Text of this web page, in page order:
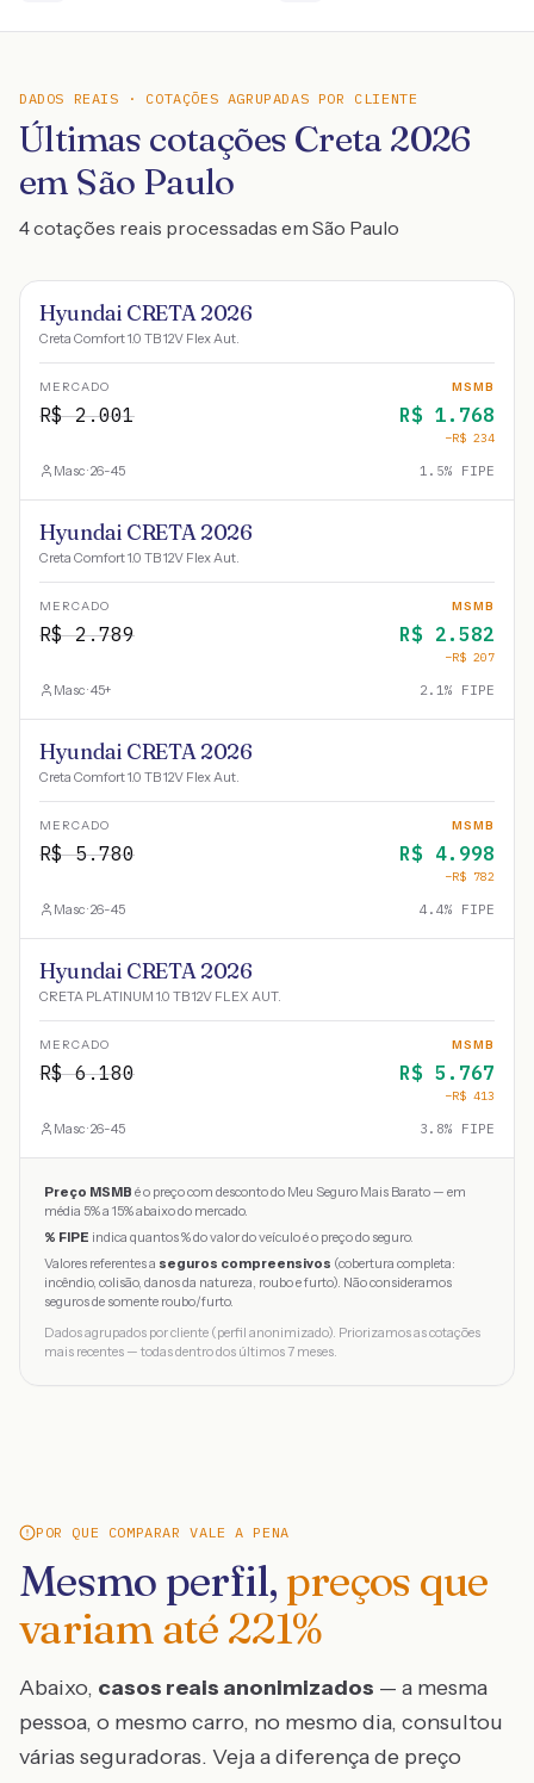
DADOS REAIS · COTAÇÕES AGRUPADAS POR CLIENTE
Últimas cotações Creta 2026
em São Paulo
4 cotações reais processadas em São Paulo
Hyundai CRETA 2026
Creta Comfort 1.0 TB 12V Flex Aut.
MERCADO
R$2.001
MSMB
R$ 1.768
−R$ 234
Masc · 26-45 1.5% FIPE
Hyundai CRETA 2026
Creta Comfort 1.0 TB 12V Flex Aut.
MERCADO
R$2.789
MSMB
R$ 2.582
−R$ 207
Masc · 45+ 2.1% FIPE
Hyundai CRETA 2026
Creta Comfort 1.0 TB 12V Flex Aut.
MERCADO
R$5.780
MSMB
R$ 4.998
−R$ 782
Masc · 26-45 4.4% FIPE
Hyundai CRETA 2026
CRETA PLATINUM 1.0 TB 12V FLEX AUT.
MERCADO
R$6.180
MSMB
R$ 5.767
−R$ 413
Masc · 26-45 3.8% FIPE
Preço MSMB é o preço com desconto do Meu Seguro Mais Barato — em
média 5% a 15% abaixo do mercado.
% FIPE indica quantos % do valor do veículo é o preço do seguro.
Valores referentes a seguros compreensivos (cobertura completa:
incêndio, colisão, danos da natureza, roubo e furto). Não consideramos
seguros de somente roubo/furto.
Dados agrupados por cliente (perfil anonimizado). Priorizamos as cotações
mais recentes — todas dentro dos últimos 7 meses.
POR QUE COMPARAR VALE A PENA
Mesmo perfil, preços que
variam até 221%
Abaixo, casos reais anonimizados — a mesma
pessoa, o mesmo carro, no mesmo dia, consultou
várias seguradoras. Veja a diferença de preço